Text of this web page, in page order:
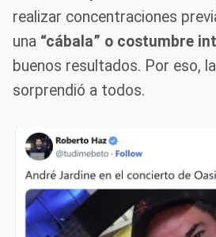
realizar concentraciones
una “cábala” o costumbre
buenos resultados. Por eso,
sorprendió a todos.